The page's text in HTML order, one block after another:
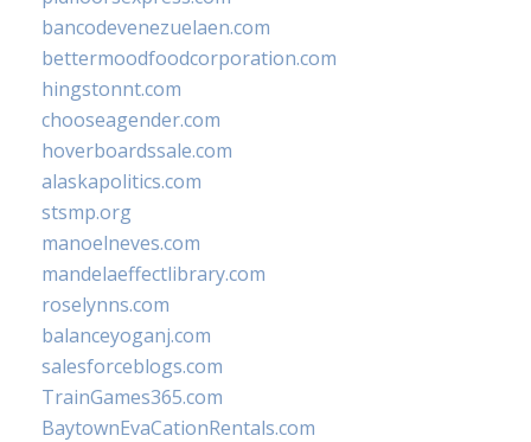
bancodevenezuelaen.com
bettermoodfoodcorporation.com
hingstonnt.com
chooseagender.com
hoverboardssale.com
alaskapolitics.com
stsmp.org
manoelneves.com
mandelaeffectlibrary.com
roselynns.com
balanceyoganj.com
salesforceblogs.com
TrainGames365.com
BaytownEvaCationRentals.com